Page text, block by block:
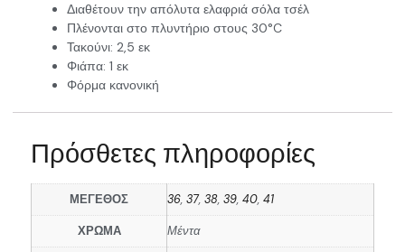
Διαθέτουν την απόλυτα ελαφριά σόλα τσέλ
Πλένονται στο πλυντήριο στους 30°C
Τακούνι: 2,5 εκ
Φιάπα: 1 εκ
Φόρμα κανονική
Πρόσθετες πληροφορίες
ΜΕΓΕΘΟΣ 36, 37, 38, 39, 40, 41
ΧΡΩΜΑ Μέντα